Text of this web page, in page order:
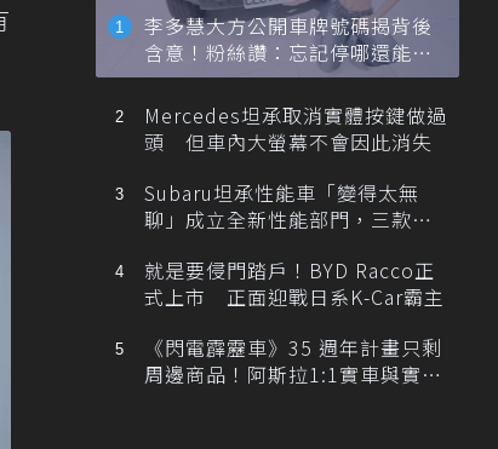
李多慧大方公開車牌號碼揭背後
含意！粉絲讚：忘記停哪還能幫
忙找車
Mercedes坦承取消實體按鍵做過
頭 但車內大螢幕不會因此消失
Subaru坦承性能車「變得太無
聊」成立全新性能部門，三款手
就是要侵門踏戶！BYD Racco正
式上市 正面迎戰日系K-Car霸主
《閃電霹靂車》35 週年計畫只剩
周邊商品！阿斯拉1:1實車與實體